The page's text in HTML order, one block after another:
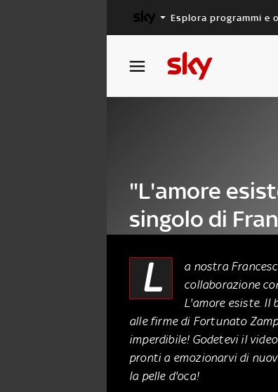
Esplora programmi e
"L'amore
singolo di
06 Marzo 2015
L
a nostra
collaborazione
L'amore esiste. Il
alle firme di Fortunato
imperdibile! Godetevi il
pronti a emozionarvi di
la pelle d'oca!